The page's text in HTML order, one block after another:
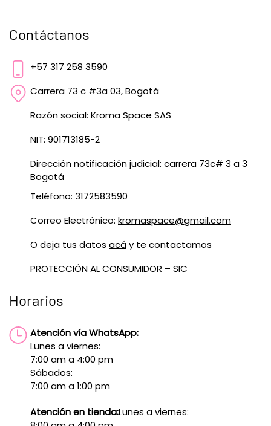
Contáctanos
+57 317 258 3590
Carrera 73 c #3a 03, Bogotá
Razón social: Kroma Space SAS
NIT: 901713185-2
Dirección notificación judicial: carrera 73c# 3 a 3
Bogotá
Teléfono: 3172583590
Correo Electrónico: kromaspace@gmail.com
O deja tus datos acáy te contactamos
PROTECCIÓN AL CONSUMIDOR – SIC
Horarios
Atención vía WhatsApp:
Lunes a viernes:
7:00 am a 4:00 pm
Sábados:
7:00 am a 1:00 pm
Atención en tienda:Lunes a viernes: